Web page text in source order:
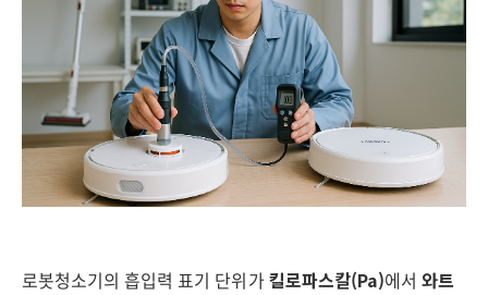
로봇청소기의 흡입력 표기 단위가킬로파스칼(Pa)에서 와트